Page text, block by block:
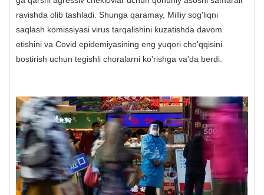
ravishda olib tashladi. Shunga qaramay, Milliy sog'liqni
saqlash komissiyasi virus tarqalishini kuzatishda davom
etishini va Covid epidemiyasining eng yuqori cho'qqisini
bostirish uchun tegishli choralarni ko'rishga va'da berdi.